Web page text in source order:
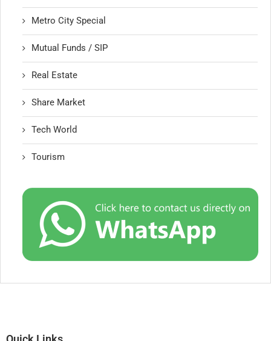
Metro City Special
Mutual Funds / SIP
Real Estate
Share Market
Tech World
Tourism